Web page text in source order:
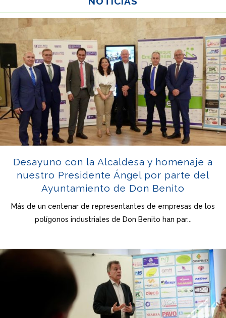
Desayuno con la Alcaldesa y homenaje a
nuestro Presidente Ángel por parte del
Ayuntamiento de Don Benito
Más de un centenar de representantes de empresas de los
polígonos industriales de Don Benito han par...